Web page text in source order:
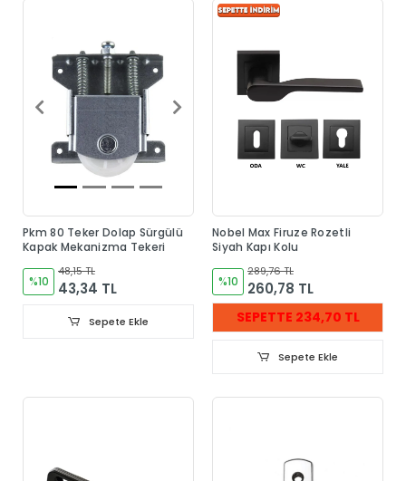
Pkm 80 Teker Dolap Sürgülü
Kapak Mekanizma Tekeri
%10
48,15 TL
43,34 TL
Sepete Ekle
Nobel Max Firuze Rozetli
Siyah Kapı Kolu
%10
289,76 TL
260,78 TL
SEPETTE 234,70 TL
Sepete Ekle